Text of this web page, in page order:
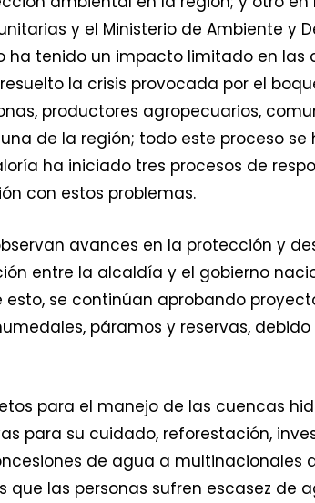
y el Ministerio de Ambiente y
ha tenido un impacto limitado en
la crisis provocada por el
productores agropecuarios,
de la región; todo este proceso
ha iniciado tres procesos de
con estos problemas.
avances en la protección y
entre la alcaldía y el gobierno
esto, se continúan aprobando
páramos y reservas,
para el manejo de las cuencas
para su cuidado, reforestación,
de agua a multinacionales
que las personas sufren escasez de